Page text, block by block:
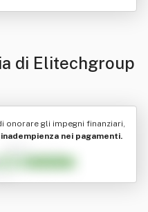
di Elitechgroup
onorare gli impegni finanziari,
nei pagamenti.